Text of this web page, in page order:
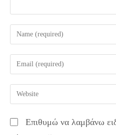
Enter
your
name
comment
Enter
your
email
address
comment
Enter
your
URL
Επιθυμώ να λαμβάνω